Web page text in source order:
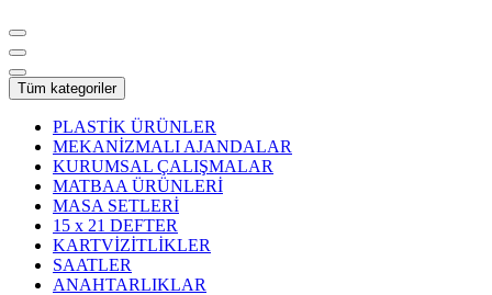
Tüm kategoriler
PLASTİK ÜRÜNLER
MEKANİZMALI AJANDALAR
KURUMSAL ÇALIŞMALAR
MATBAA ÜRÜNLERİ
MASA SETLERİ
15 x 21 DEFTER
KARTVİZİTLİKLER
SAATLER
ANAHTARLIKLAR